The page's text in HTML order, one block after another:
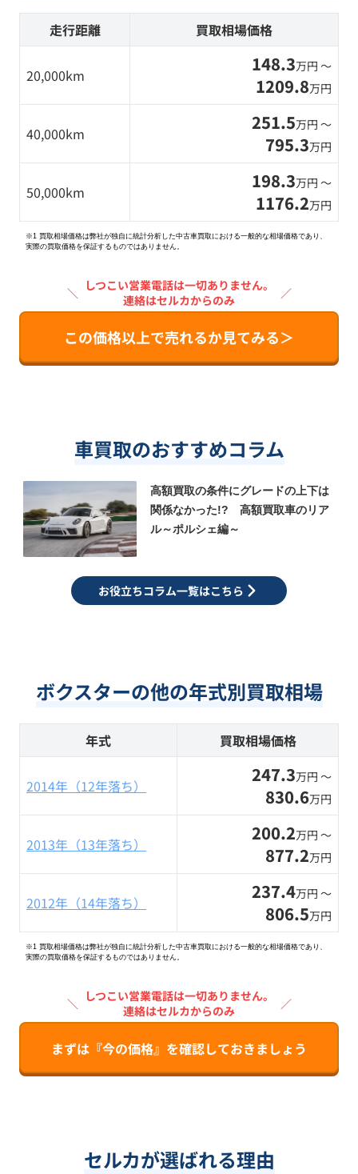
走行距離 買取相場価格
20,000km 148.3万円 〜
1209.8万円
40,000km 251.5万円 〜
795.3万円
50,000km 198.3万円 〜
1176.2万円
※1 買取相場価格は弊社が独自に統計分析した中古車買取における一般的な相場価格であり、
実際の買取価格を保証するものではありません。
＼ しつこい営業電話は一切ありません。
連絡はセルカからのみ
／
この価格以上で売れるか見てみる＞
車買取のおすすめコラム
高額買取の条件にグレードの上下は
関係なかった!? 高額買取車のリア
ル～ポルシェ編～
お役立ちコラム一覧はこちら
ボクスターの他の年式別買取相場
年式 買取相場価格
2014年（12年落ち） 247.3万円 〜
830.6万円
2013年（13年落ち） 200.2万円 〜
877.2万円
2012年（14年落ち） 237.4万円 〜
806.5万円
※1 買取相場価格は弊社が独自に統計分析した中古車買取における一般的な相場価格であり、
実際の買取価格を保証するものではありません。
＼ しつこい営業電話は一切ありません。
連絡はセルカからのみ
／
まずは『今の価格』を確認しておきましょう
セルカが選ばれる理由